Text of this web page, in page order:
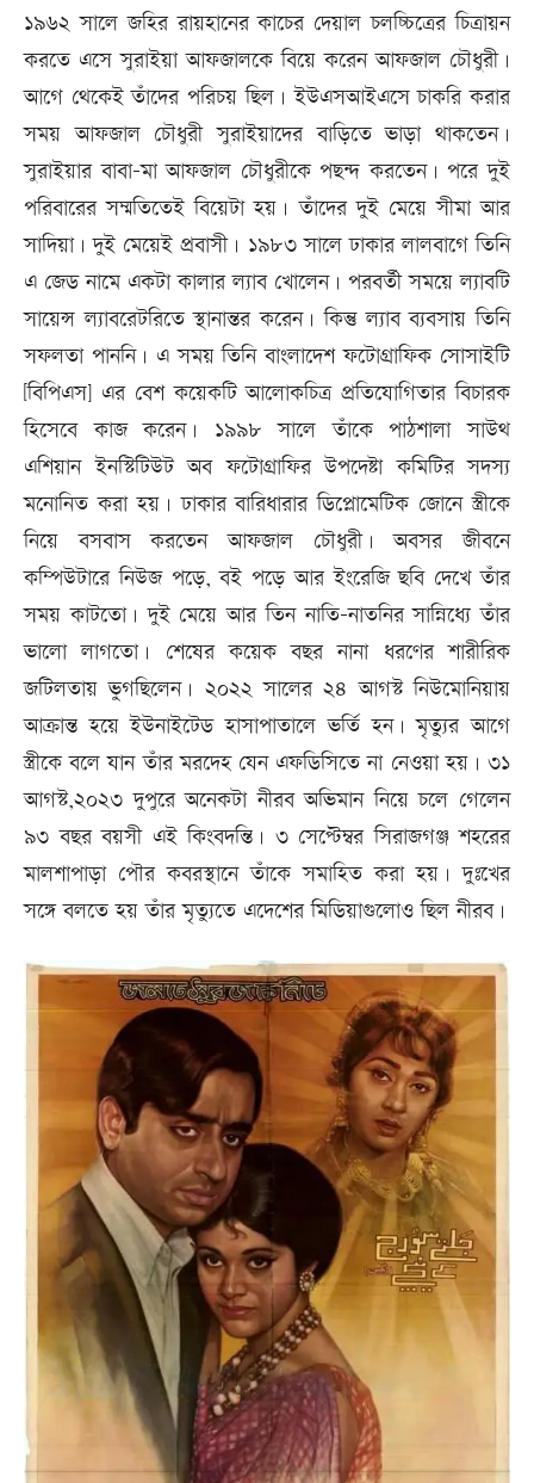
১৯৬২ সালে জহির রায়হানের কাচের দেয়াল চলচ্চিত্রের চিত্রায়ন
করতে এসে সুরাইয়া আফজালকে বিয়ে করেন আফজাল চৌধুরী।
আগে থেকেই তাঁদের পরিচয় ছিল। ইউএসআইএসে চাকরি করার
সময় আফজাল চৌধুরী সুরাইয়াদের বাড়িতে ভাড়া থাকতেন।
সুরাইয়ার বাবা-মা আফজাল চৌধুরীকে পছন্দ করতেন। পরে দুই
পরিবারের সম্মতিতেই বিয়েটা হয়। তাঁদের দুই মেয়ে সীমা আর
সাদিয়া। দুই মেয়েই প্রবাসী। ১৯৮৩ সালে ঢাকার লালবাগে তিনি
এ জেড নামে একটা কালার ল্যাব খোলেন। পরবর্তী সময়ে ল্যাবটি
সায়েন্স ল্যাবরেটরিতে স্থানান্তর করেন। কিন্তু ল্যাব ব্যবসায় তিনি
সফলতা পাননি। এ সময় তিনি বাংলাদেশ ফটোগ্রাফিক সোসাইটি
[বিপিএস] এর বেশ কয়েকটি আলোকচিত্র প্রতিযোগিতার বিচারক
হিসেবে কাজ করেন। ১৯৯৮ সালে তাঁকে পাঠশালা সাউথ
এশিয়ান ইনস্টিটিউট অব ফটোগ্রাফির উপদেষ্টা কমিটির সদস্য
মনোনিত করা হয়। ঢাকার বারিধারার ডিপ্লোমেটিক জোনে স্ত্রীকে
নিয়ে বসবাস করতেন আফজাল চৌধুরী। অবসর জীবনে
কম্পিউটারে নিউজ পড়ে, বই পড়ে আর ইংরেজি ছবি দেখে তাঁর
সময় কাটতো। দুই মেয়ে আর তিন নাতি-নাতনির সান্নিধ্যে তাঁর
ভালো লাগতো। শেষের কয়েক বছর নানা ধরণের শারীরিক
জটিলতায় ভুগছিলেন। ২০২২ সালের ২৪ আগস্ট নিউমোনিয়ায়
আক্রান্ত হয়ে ইউনাইটেড হাসাপাতালে ভর্তি হন। মৃত্যুর আগে
স্ত্রীকে বলে যান তাঁর মরদেহ যেন এফডিসিতে না নেওয়া হয়। ৩১
আগস্ট,২০২৩ দুপুরে অনেকটা নীরব অভিমান নিয়ে চলে গেলেন
৯৩ বছর বয়সী এই কিংবদন্তি। ৩ সেপ্টেম্বর সিরাজগঞ্জ শহরের
মালশাপাড়া পৌর কবরস্থানে তাঁকে সমাহিত করা হয়। দুঃখের
সঙ্গে বলতে হয় তাঁর মৃত্যুতে এদেশের মিডিয়াগুলোও ছিল নীরব।